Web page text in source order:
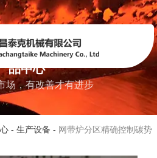
品中心
场，有改善才有进步
- 生产设备 - 网带炉分区精确控制碳势